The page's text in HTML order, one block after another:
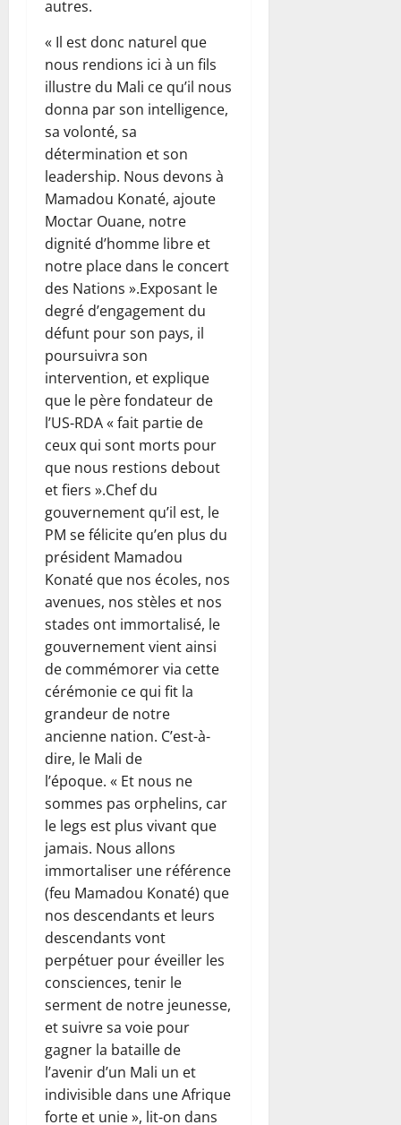
autres.
« Il est donc naturel que
nous rendions ici à un fils
illustre du Mali ce qu’il nous
donna par son intelligence,
sa volonté, sa
détermination et son
leadership. Nous devons à
Mamadou Konaté, ajoute
Moctar Ouane, notre
dignité d’homme libre et
notre place dans le concert
des Nations ».Exposant le
degré d’engagement du
défunt pour son pays, il
poursuivra son
intervention, et explique
que le père fondateur de
l’US-RDA « fait partie de
ceux qui sont morts pour
que nous restions debout
et fiers ».Chef du
gouvernement qu’il est, le
PM se félicite qu’en plus du
président Mamadou
Konaté que nos écoles, nos
avenues, nos stèles et nos
stades ont immortalisé, le
gouvernement vient ainsi
de commémorer via cette
cérémonie ce qui fit la
grandeur de notre
ancienne nation. C’est-à-
dire, le Mali de
l’époque. « Et nous ne
sommes pas orphelins, car
le legs est plus vivant que
jamais. Nous allons
immortaliser une référence
(feu Mamadou Konaté) que
nos descendants et leurs
descendants vont
perpétuer pour éveiller les
consciences, tenir le
serment de notre jeunesse,
et suivre sa voie pour
gagner la bataille de
l’avenir d’un Mali un et
indivisible dans une Afrique
forte et unie », lit-on dans